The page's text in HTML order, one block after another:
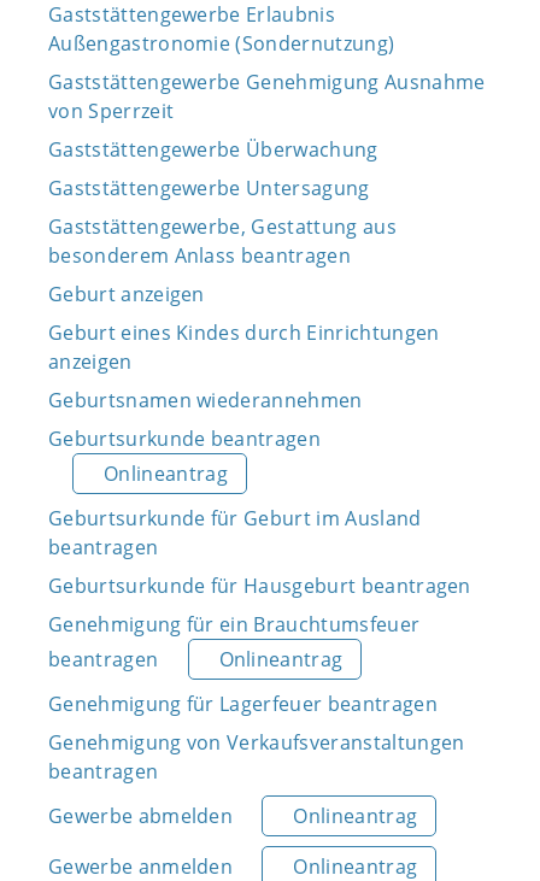
Gaststättengewerbe Erlaubnis
Außengastronomie (Sondernutzung)
Gaststättengewerbe Genehmigung Ausnahme
von Sperrzeit
Gaststättengewerbe Überwachung
Gaststättengewerbe Untersagung
Gaststättengewerbe, Gestattung aus
besonderem Anlass beantragen
Geburt anzeigen
Geburt eines Kindes durch Einrichtungen
anzeigen
Geburtsnamen wiederannehmen
Geburtsurkunde beantragen
Onlineantrag
Geburtsurkunde für Geburt im Ausland
beantragen
Geburtsurkunde für Hausgeburt beantragen
Genehmigung für ein Brauchtumsfeuer
beantragen
Onlineantrag
Genehmigung für Lagerfeuer beantragen
Genehmigung von Verkaufsveranstaltungen
beantragen
Gewerbe abmelden
Onlineantrag
Gewerbe anmelden
Onlineantrag